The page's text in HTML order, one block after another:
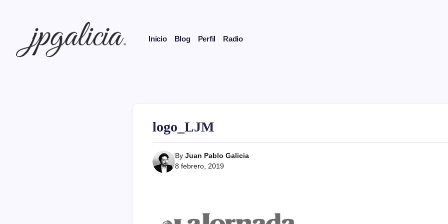
Inicio Blog Perfil Radio
logo_LJM
By Juan Pablo Galicia
8 febrero, 2019